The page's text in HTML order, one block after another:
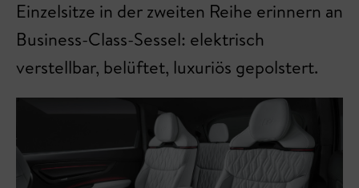
Einzelsitze in der zweiten Reihe erinnern an
Business-Class-Sessel: elektrisch
verstellbar, belüftet, luxuriös gepolstert.